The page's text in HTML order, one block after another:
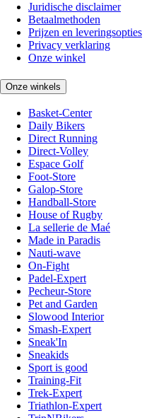
Juridische disclaimer
Betaalmethoden
Prijzen en leveringsopties
Privacy verklaring
Onze winkel
Onze winkels
Basket-Center
Daily Bikers
Direct Running
Direct-Volley
Espace Golf
Foot-Store
Galop-Store
Handball-Store
House of Rugby
La sellerie de Maé
Made in Paradis
Nauti-wave
On-Fight
Padel-Expert
Pecheur-Store
Pet and Garden
Slowood Interior
Smash-Expert
Sneak'In
Sneakids
Sport is good
Training-Fit
Trek-Expert
Triathlon-Expert